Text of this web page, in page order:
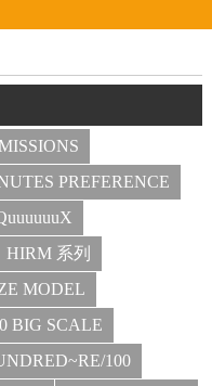
PREFERENCE
HIRM 系列
MODEL
BIG SCALE
100